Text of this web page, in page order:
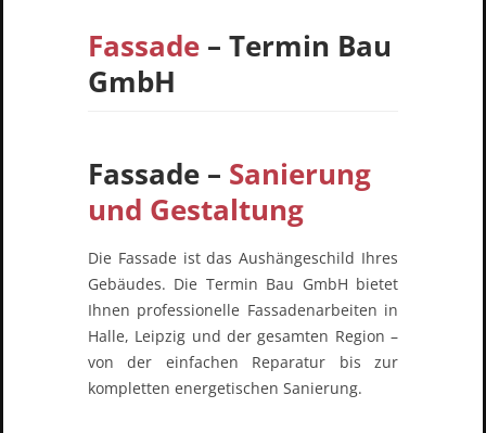
Fassade – Termin Bau
GmbH
Fassade – Sanierung
und Gestaltung
Die Fassade ist das Aushängeschild Ihres
Gebäudes. Die Termin Bau GmbH bietet
Ihnen professionelle Fassadenarbeiten in
Halle, Leipzig und der gesamten Region –
von der einfachen Reparatur bis zur
kompletten energetischen Sanierung.